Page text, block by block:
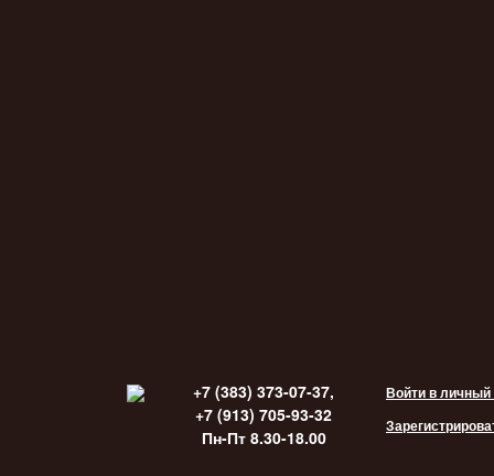
+7 (383) 373-07-37,
+7 (913) 705-93-32
Пн-Пт 8.30-18.00
Войти в личный